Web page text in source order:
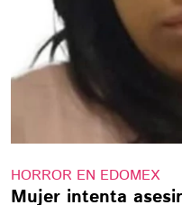
HORROR EN EDOMEX
Mujer intenta